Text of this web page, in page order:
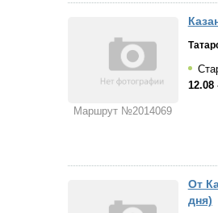
Маршрут №2014069
12.08
От
дня)